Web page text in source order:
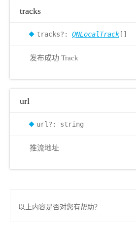
tracks
tracks?: QNLocalTrack []
发布成功 Track
url
url?: string
推流地址
以上内容是否对您有帮助？